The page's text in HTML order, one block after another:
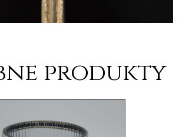
produkty